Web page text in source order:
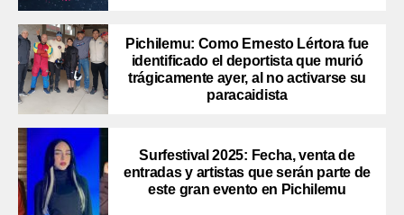
Pichilemu: Como Ernesto Lértora fue
identificado el deportista que murió
trágicamente ayer, al no activarse su
paracaidista
Surfestival 2025: Fecha, venta de
entradas y artistas que serán parte de
este gran evento en Pichilemu